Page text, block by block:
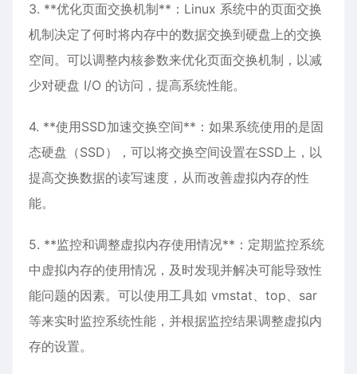
3. **优化页面交换机制**：Linux 系统中的页面交换
机制决定了何时将内存中的数据交换到硬盘上的交换
空间。可以调整内核参数来优化页面交换机制，以减
少对硬盘 I/O 的访问，提高系统性能。
4. **使用SSD加速交换空间**：如果系统使用的是固
态硬盘（SSD），可以将交换空间设置在SSD上，以
提高交换数据的读写速度，从而改善虚拟内存的性
能。
5. **监控和调整虚拟内存使用情况**：定期监控系统
中虚拟内存的使用情况，及时发现并解决可能导致性
能问题的因素。可以使用工具如 vmstat、top、sar
等来实时监控系统性能，并根据监控结果调整虚拟内
存的设置。